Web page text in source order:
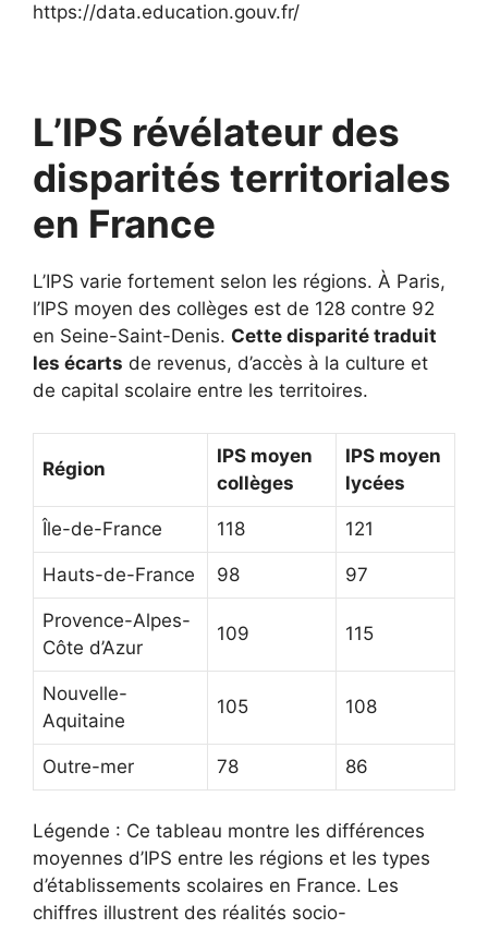
https://data.education.gouv.fr/
L’IPS révélateur des
disparités territoriales
en France
L’IPS varie fortement selon les régions. À Paris,
l’IPS moyen des collèges est de 128 contre 92
en Seine-Saint-Denis. Cette disparité traduit
les écarts de revenus, d’accès à la culture et
de capital scolaire entre les territoires.
Région
IPS moyen
collèges
IPS moyen
lycées
Île-de-France 118 121
Hauts-de-France 98 97
Provence-Alpes-
Côte d’Azur
109 115
Nouvelle-
Aquitaine
105 108
Outre-mer 78 86
Légende : Ce tableau montre les différences
moyennes d’IPS entre les régions et les types
d’établissements scolaires en France. Les
chiffres illustrent des réalités socio-